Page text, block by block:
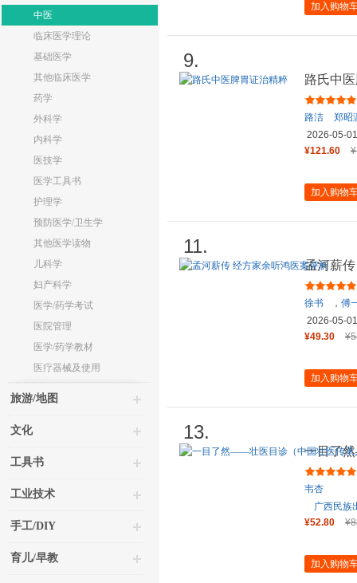
中医
临床医学理论
基础医学
其他临床医学
药学
外科学
内科学
医技学
医学工具书
护理学
预防医学/卫生学
其他医学读物
儿科学
妇产科学
医学/药学考试
医院管理
医学/药学教材
医疗器械及使用
旅游/地图
文化
工具书
工业技术
手工/DIY
育儿/早教
加入购物
9.
路氏中
路洁
郑昭
2026-05-01
¥121.60
加入购物
11.
孟河薪
徐书 ， 傅
2026-05-01
¥49.30
加入购物
13.
一目了
丛书）
韦杏
广西民族
¥52.80
加入购物